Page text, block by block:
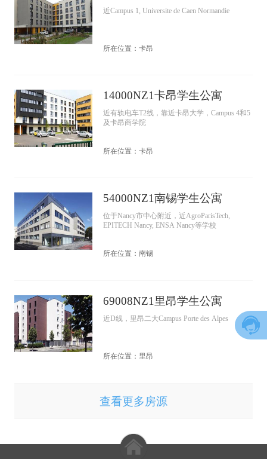
近Campus 1, Universite de Caen Normandie
所在位置：卡昂
14000NZ1卡昂学生公寓
近有轨电车T2线，靠近卡昂大学，Campus 4和5
及卡昂商学院
所在位置：卡昂
54000NZ1南锡学生公寓
位于Nancy市中心附近，近AgroParisTech,
EPITECH Nancy, ENSA Nancy等学校
所在位置：南锡
69008NZ1里昂学生公寓
近D线，里昂二大Campus Porte des Alpes
所在位置：里昂
查看更多房源